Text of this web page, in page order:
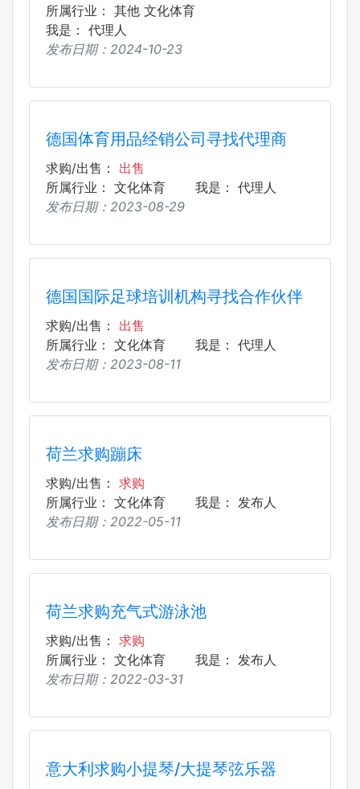
所属行业： 其他 文化体育
我是： 代理人
发布日期： 2024-10-23
德国体育用品经销公司寻找代理商
求购/出售： 出售
所属行业： 文化体育 我是： 代理人
发布日期： 2023-08-29
德国国际足球培训机构寻找合作伙伴
求购/出售： 出售
所属行业： 文化体育 我是： 代理人
发布日期： 2023-08-11
荷兰求购蹦床
求购/出售： 求购
所属行业： 文化体育 我是： 发布人
发布日期： 2022-05-11
荷兰求购充气式游泳池
求购/出售： 求购
所属行业： 文化体育 我是： 发布人
发布日期： 2022-03-31
意大利求购小提琴/大提琴弦乐器